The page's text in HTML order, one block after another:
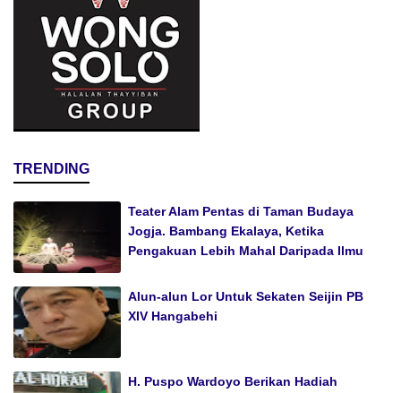
TRENDING
Teater Alam Pentas di Taman Budaya
Jogja. Bambang Ekalaya, Ketika
Pengakuan Lebih Mahal Daripada Ilmu
Alun-alun Lor Untuk Sekaten Seijin PB
XIV Hangabehi
H. Puspo Wardoyo Berikan Hadiah